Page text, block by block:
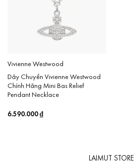
Vivienne Westwood
Dây Chuyền Vivienne Westwood
Chính Hãng Mini Bas Relief
Pendant Necklace
6.590.000₫
LAIMUT STORE